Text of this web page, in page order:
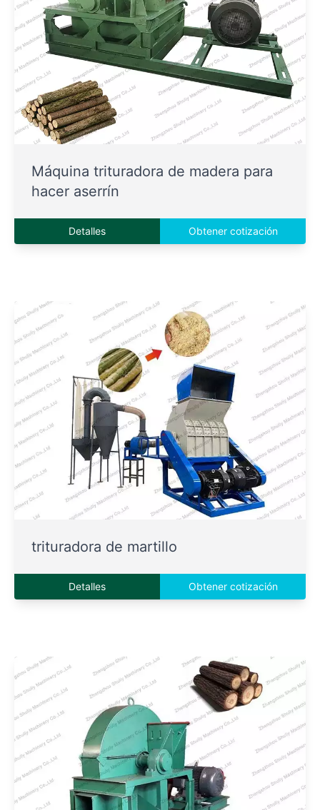
Máquina trituradora de madera para
hacer aserrín
Detalles Obtener cotización
trituradora de martillo
Detalles Obtener cotización